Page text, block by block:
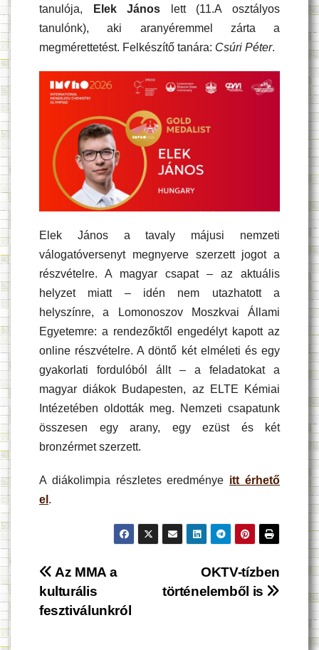
tanulója,
Elek János lett (11.A osztályos
tanulónk), aki aranyéremmel zárta a
megmérettetést. Felkészítő tanára: Csúri Péter.
Elek János a tavaly májusi nemzeti
válogatóversenyt megnyerve szerzett jogot a
részvételre. A magyar csapat – az aktuális
helyzet miatt – idén nem utazhatott a
helyszínre, a Lomonoszov Moszkvai Állami
Egyetemre: a rendezőktől engedélyt kapott az
online részvételre. A döntő két elméleti és egy
gyakorlati fordulóból állt – a feladatokat a
magyar diákok Budapesten, az ELTE Kémiai
Intézetében oldották meg. Nemzeti csapatunk
összesen egy arany, egy ezüst és két
bronzérmet szerzett.
A diákolimpia részletes eredménye itt érhető
el .
Bejegyzés
navigáció
OKTV-tízben
történelemből is
Az MMA a
kulturális
fesztiválunkról